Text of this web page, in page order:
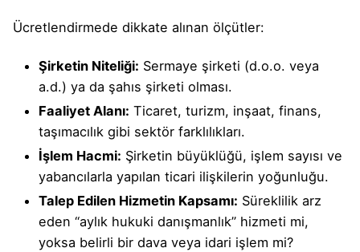
Ücretlendirmede dikkate alınan ölçütler:
Şirketin Niteliği: Sermaye şirketi (d.o.o. veya
a.d.) ya da şahıs şirketi olması.
Faaliyet Alanı: Ticaret, turizm, inşaat, finans,
taşımacılık gibi sektör farklılıkları.
İşlem Hacmi: Şirketin büyüklüğü, işlem sayısı ve
yabancılarla yapılan ticari ilişkilerin yoğunluğu.
Talep Edilen Hizmetin Kapsamı: Süreklilik arz
eden “aylık hukuki danışmanlık” hizmeti mi,
yoksa belirli bir dava veya idari işlem mi?